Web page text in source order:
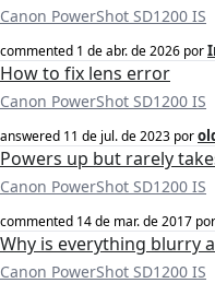
Canon PowerShot SD1200 IS
commented 1 de abr. de 2026 por
How to fix lens error
Canon PowerShot SD1200 IS
answered 11 de jul. de 2023 por
Powers up but rarely
Canon PowerShot SD1200 IS
commented 14 de mar. de 2017 por
Why is everything blurry
Canon PowerShot SD1200 IS